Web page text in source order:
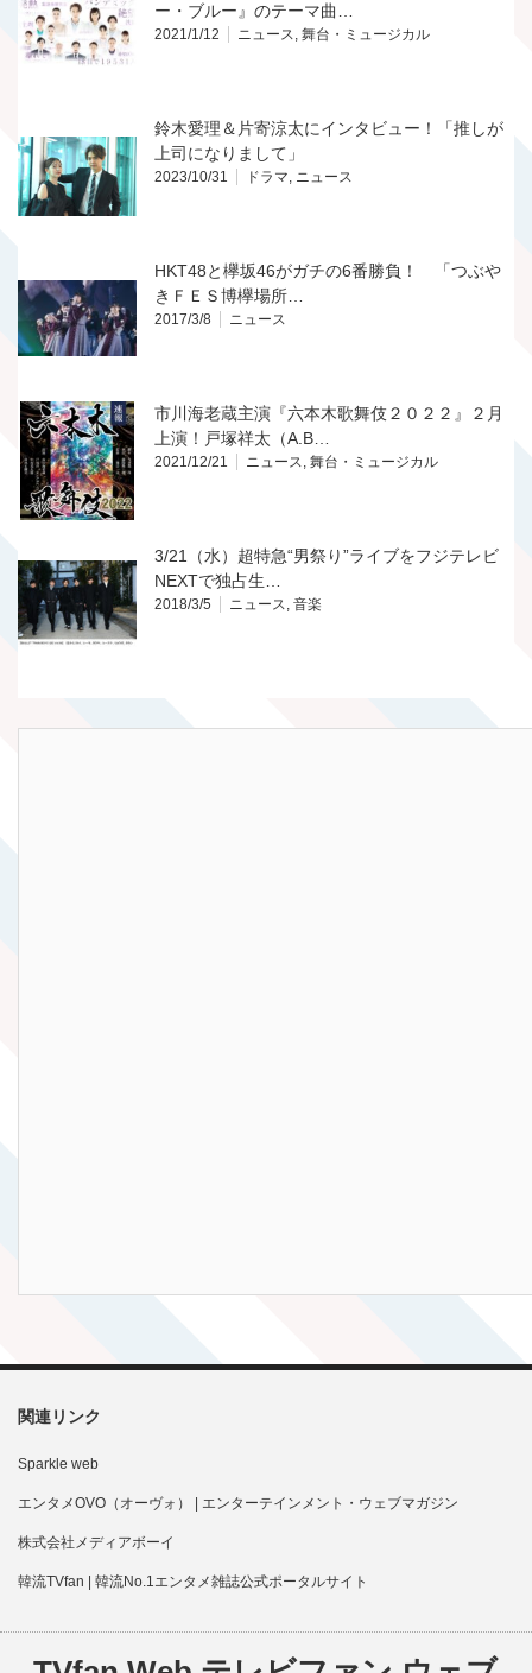
ー・ブルー』のテーマ曲…
2021/1/12 ニュース, 舞台・ミュージカル
鈴木愛理＆片寄涼太にインタビュー！「推しが
上司になりまして」
2023/10/31 ドラマ, ニュース
HKT48と欅坂46がガチの6番勝負！ 「つぶや
きＦＥＳ博欅場所…
2017/3/8 ニュース
市川海老蔵主演『六本木歌舞伎２０２２』２月
上演！戸塚祥太（A.B…
2021/12/21 ニュース, 舞台・ミュージカル
3/21（水）超特急“男祭り”ライブをフジテレビ
NEXTで独占生…
2018/3/5 ニュース, 音楽
関連リンク
Sparkle web
エンタメOVO（オーヴォ） | エンターテインメント・ウェブマガジン
株式会社メディアボーイ
韓流TVfan | 韓流No.1エンタメ雑誌公式ポータルサイト